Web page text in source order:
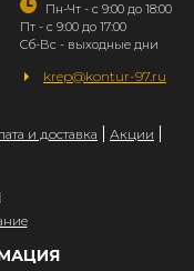
Пн-Чт - с 9:00 до 18:00
Пт - с 9:00 до 17:00
Сб-Вс - выходные дни
krep@kontur-97.ru
и доставка
Акции